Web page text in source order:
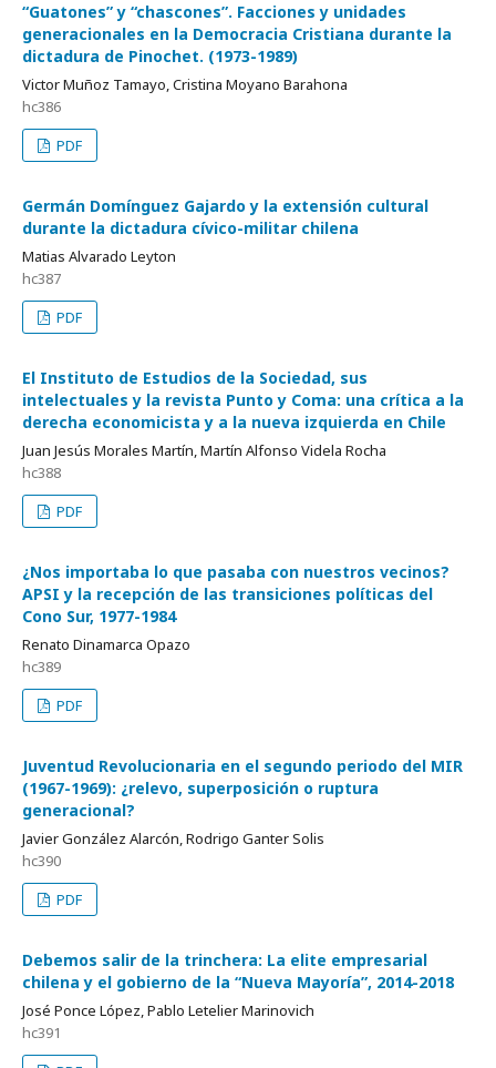
“Guatones” y “chascones”. Facciones y unidades
generacionales en la Democracia Cristiana durante la
dictadura de Pinochet. (1973-1989)
Victor Muñoz Tamayo, Cristina Moyano Barahona
hc386
PDF
Germán Domínguez Gajardo y la extensión cultural
durante la dictadura cívico-militar chilena
Matias Alvarado Leyton
hc387
PDF
El Instituto de Estudios de la Sociedad, sus
intelectuales y la revista Punto y Coma: una crítica a la
derecha economicista y a la nueva izquierda en Chile
Juan Jesús Morales Martín, Martín Alfonso Videla Rocha
hc388
PDF
¿Nos importaba lo que pasaba con nuestros vecinos?
APSI y la recepción de las transiciones políticas del
Cono Sur, 1977-1984
Renato Dinamarca Opazo
hc389
PDF
Juventud Revolucionaria en el segundo periodo del MIR
(1967-1969): ¿relevo, superposición o ruptura
generacional?
Javier González Alarcón, Rodrigo Ganter Solis
hc390
PDF
Debemos salir de la trinchera: La elite empresarial
chilena y el gobierno de la “Nueva Mayoría”, 2014-2018
José Ponce López, Pablo Letelier Marinovich
hc391